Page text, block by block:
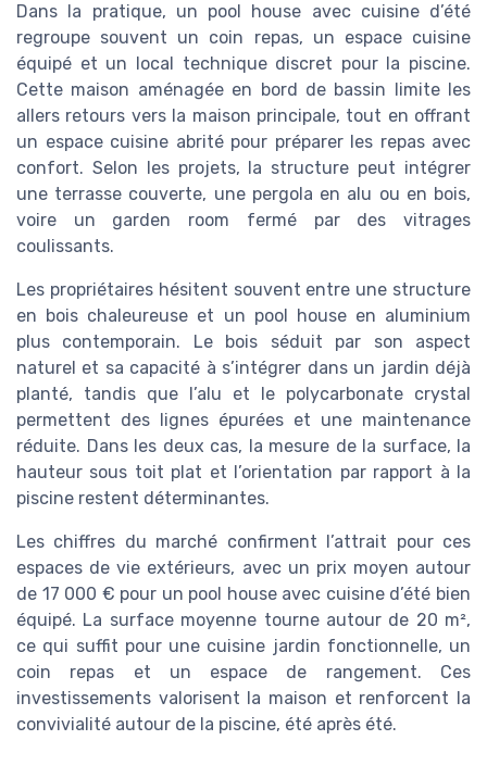
Dans la pratique, un pool house avec cuisine d’été
regroupe souvent un coin repas, un espace cuisine
équipé et un local technique discret pour la piscine.
Cette maison aménagée en bord de bassin limite les
allers retours vers la maison principale, tout en offrant
un espace cuisine abrité pour préparer les repas avec
confort. Selon les projets, la structure peut intégrer
une terrasse couverte, une pergola en alu ou en bois,
voire un garden room fermé par des vitrages
coulissants.
Les propriétaires hésitent souvent entre une structure
en bois chaleureuse et un pool house en aluminium
plus contemporain. Le bois séduit par son aspect
naturel et sa capacité à s’intégrer dans un jardin déjà
planté, tandis que l’alu et le polycarbonate crystal
permettent des lignes épurées et une maintenance
réduite. Dans les deux cas, la mesure de la surface, la
hauteur sous toit plat et l’orientation par rapport à la
piscine restent déterminantes.
Les chiffres du marché confirment l’attrait pour ces
espaces de vie extérieurs, avec un prix moyen autour
de 17 000 € pour un pool house avec cuisine d’été bien
équipé. La surface moyenne tourne autour de 20 m²,
ce qui suffit pour une cuisine jardin fonctionnelle, un
coin repas et un espace de rangement. Ces
investissements valorisent la maison et renforcent la
convivialité autour de la piscine, été après été.